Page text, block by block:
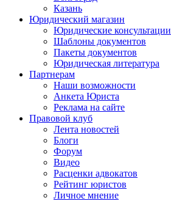
Казань
Юридический магазин
Юридические консультации
Шаблоны документов
Пакеты документов
Юридическая литература
Партнерам
Наши возможности
Анкета Юриста
Реклама на сайте
Правовой клуб
Лента новостей
Блоги
Форум
Видео
Расценки адвокатов
Рейтинг юристов
Личное мнение